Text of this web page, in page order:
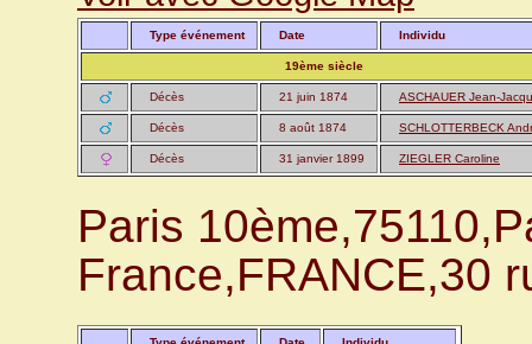
Type événement Date Individu
19ème siècle
Décès 21 juin 1874 ASCHAUER Jean-
Décès 8 août 1874 SCHLOTTERBECK
Décès 31 janvier 1899 ZIEGLER Caroline
Paris
France,FRANCE,30